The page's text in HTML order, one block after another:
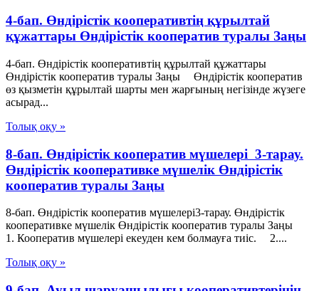
4-бап. Өндiрiстiк кооперативтiң құрылтай
құжаттары Өндiрiстiк кооператив туралы Заңы
4-бап. Өндiрiстiк кооперативтiң құрылтай құжаттары
Өндiрiстiк кооператив туралы Заңы Өндiрiстiк кооператив
өз қызметiн құрылтай шарты мен жарғының негiзiнде жүзеге
асырад...
Толық оқу »
8-бап. Өндiрiстiк кооператив мүшелерi 3-тарау.
Өндiрiстiк кооперативке мүшелiк Өндiрiстiк
кооператив туралы Заңы
8-бап. Өндiрiстiк кооператив мүшелерi3-тарау. Өндiрiстiк
кооперативке мүшелiк Өндiрiстiк кооператив туралы Заңы
1. Кооператив мүшелерi екеуден кем болмауға тиiс. 2....
Толық оқу »